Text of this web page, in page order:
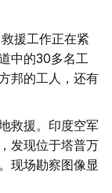
援工作正在紧
中的30多名工
邦的工人，还有
救援。印度空军
发现位于塔普万
现场勘察图像显